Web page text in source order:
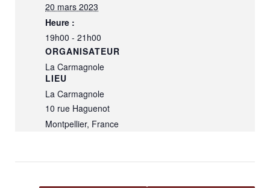
20 mars 2023
Heure :
19h00 - 21h00
LIEU
La Carmagnole
10 rue Haguenot
Montpellier, France
ORGANISATEUR
La Carmagnole